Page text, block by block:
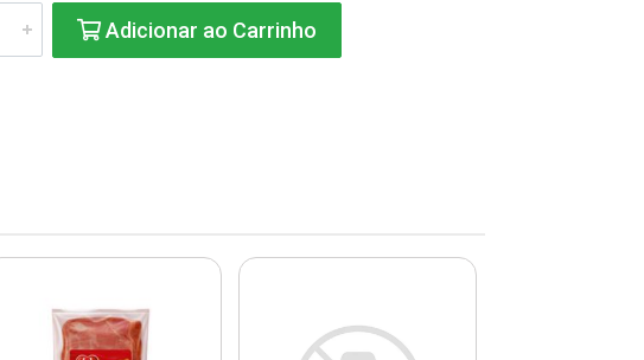
Adicionar ao Carrinho